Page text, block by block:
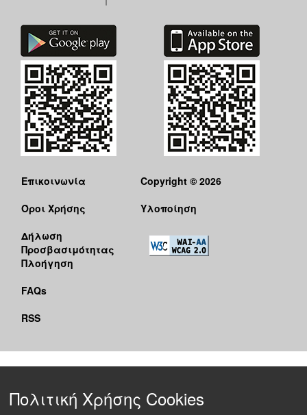
Επικοινωνία
Όροι Χρήσης
Δήλωση
Προσβασιμότητας
Πλοήγηση
FAQs
RSS
Copyright © 2026
Υλοποίηση
Πολιτική Χρήσης Cookies